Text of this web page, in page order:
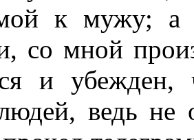
к мужу; а
со мной
и убежден,
ведь не